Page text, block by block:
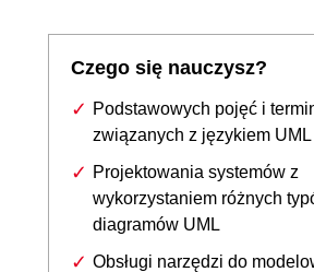
Czego się nauczysz?
Podstawowych pojęć i
związanych z językiem UML
Projektowania systemów z
wykorzystaniem różnych
diagramów UML
Obsługi narzędzi do